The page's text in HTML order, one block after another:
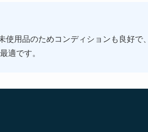
使用品のためコンディションも良好で
適です。